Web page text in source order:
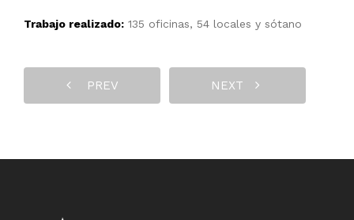
Trabajo realizado: 135 oficinas, 54 locales y sótano
PREV NEXT